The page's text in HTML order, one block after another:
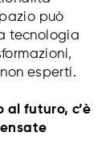
può
tecnologia
esperti.
al futuro, c’è